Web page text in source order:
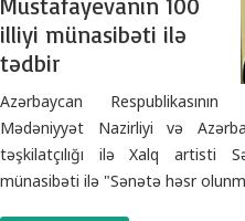
illiyi münasibəti ilə
tədbir
Azərbaycan Respublikasının
Mədəniyyət Nazirliyi və
təşkilatçılığı ilə Xalq artisti
münasibəti ilə "Sənətə həsr